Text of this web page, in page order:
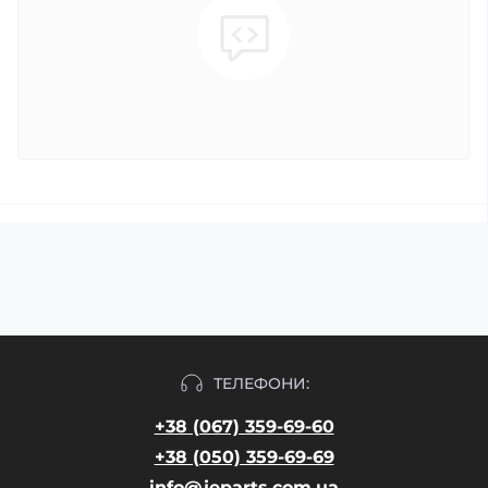
ТЕЛЕФОНИ:
+38 (067) 359-69-60
+38 (050) 359-69-69